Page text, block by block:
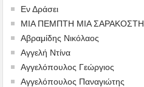
Εν Δράσει
ΜΙΑ ΠΕΜΠΤΗ ΜΙΑ ΣΑΡΑΚΟΣΤΗ
Αβραμίδης Νικόλαος
Αγγελή Ντίνα
Αγγελόπουλος Γεώργιος
Αγγελόπουλος Παναγιώτης